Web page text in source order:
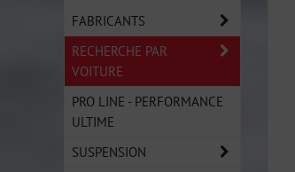
FABRICANTS
RECHERCHE PAR
VOITURE
PRO LINE - PERFORMANCE
ULTIME
SUSPENSION